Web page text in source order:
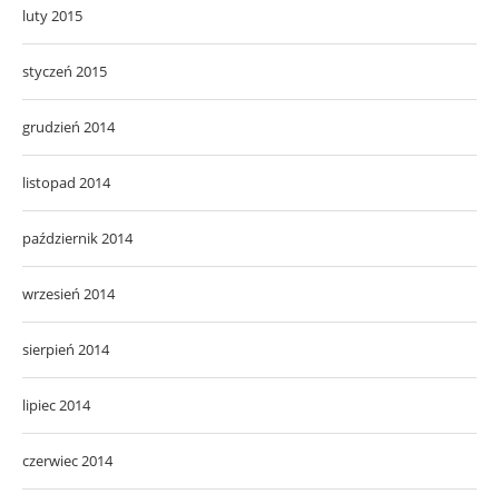
luty 2015
styczeń 2015
grudzień 2014
listopad 2014
październik 2014
wrzesień 2014
sierpień 2014
lipiec 2014
czerwiec 2014